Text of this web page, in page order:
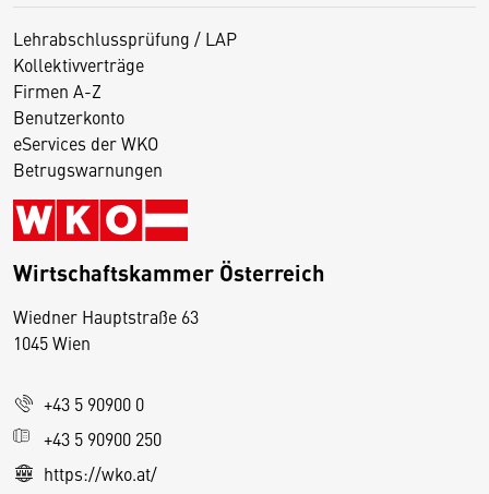
Lehrabschlussprüfung / LAP
Kollektivverträge
Firmen A-Z
Benutzerkonto
eServices der WKO
Betrugswarnungen
Wirtschaftskammer Österreich
Wiedner Hauptstraße 63
1045 Wien
+43 5 90900 0
+43 5 90900 250
https://wko.at/
D
s
e
S